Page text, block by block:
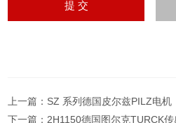
上一篇： SZ 系列德国皮尔兹PILZ电机
下一篇：2H1150德国图尔克TURCK传